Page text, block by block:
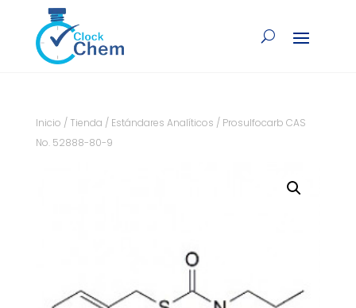
Inicio / Tienda / Estándares Analíticos / Prosulfocarb CAS
No. 52888-80-9